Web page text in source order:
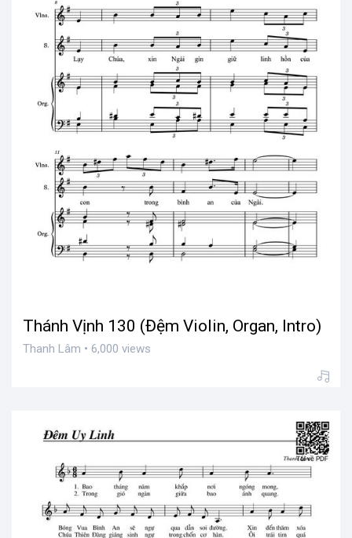
Thánh Vịnh 130 (Đệm Violin, Organ, Intro)
Thanh Lâm • 6,000 views